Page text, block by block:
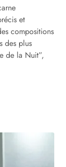
et
compositions
des plus
de la Nuit”,